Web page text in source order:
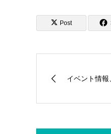
Post
イベント情